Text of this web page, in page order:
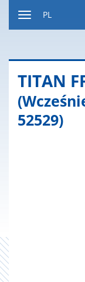
treści
PL
TITAN
52529)